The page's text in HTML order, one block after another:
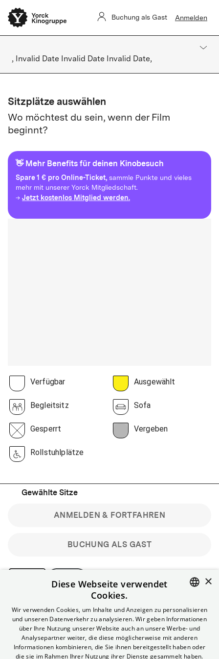
Buchung als Gast Anmelden
, Invalid Date Invalid Date Invalid Date,
Sitzplätze auswählen
Wo möchtest du sein, wenn der Film
beginnt?
👋 Mehr Benefits für deinen Kinobesuch
Spare1 € pro Online-Ticket, sammle Punkte und vieles
mehr mit unserer Yorck Mitgliedschaft.
→ Jetzt kostenlos Mitglied werden.
Verfügbar Ausgewählt
Begleitsitz Sofa
Gesperrt Vergeben
Rollstuhlplätze
Gewählte Sitze
BUCHUNG ALS GAST
ANMELDEN & FORTFAHREN
Bitte beachte: Gastbuchungen sind nicht stornierbar.
Registriere dich kostenlos für bis zu 90 min vor Filmbeginn
stornierbare Tickets für reguläre Vorstellungen.
Unlimited-Mitglied? Melde dich an, um deine Benefits
nutzen zu können.
ENGLISH
×
Diese Webseite verwendet
Cookies.
Wir verwenden Cookies, um Inhalte und Anzeigen zu personalisieren
und unseren Datenverkehr zu analysieren. Wir geben Informationen
über Ihre Nutzung unserer Website auch an unsere Werbe- und
Analysepartner weiter, die diese möglicherweise mit anderen
Informationen kombinieren, die Sie ihnen bereitgestellt haben oder
die sie im Rahmen Ihrer Nutzung ihrer Dienste gesammelt haben.